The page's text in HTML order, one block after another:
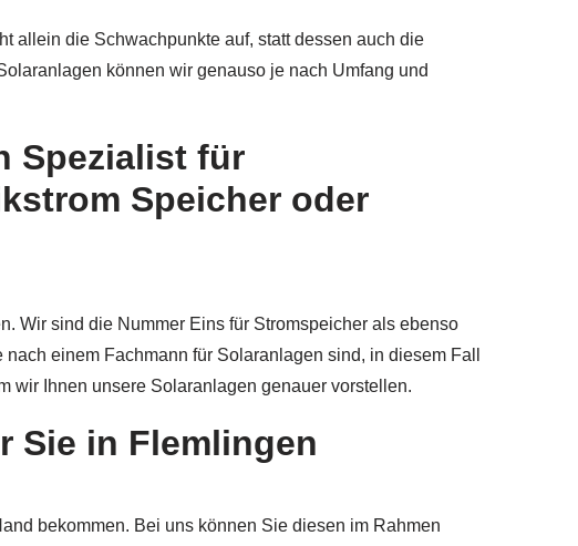
allein die Schwachpunkte auf, statt dessen auch die
können wir genauso je nach Umfang und
Spezialist für
Speicher oder
Wir sind die Nummer Eins für Stromspeicher als ebenso
einem Fachmann für Solaranlagen sind, in diesem Fall
wir Ihnen unsere Solaranlagen genauer vorstellen.
Sie in Flemlingen
bekommen. Bei uns können Sie diesen im Rahmen